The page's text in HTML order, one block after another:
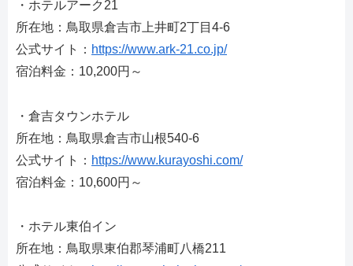
・ホテルアーク21
所在地：鳥取県倉吉市上井町2丁目4-6
公式サイト： https://www.ark-21.co.jp/
宿泊料金：10,200円～
・倉吉タウンホテル
所在地：鳥取県倉吉市山根540-6
公式サイト： https://www.kurayoshi.com/
宿泊料金：10,600円～
・ホテル東伯イン
所在地：鳥取県東伯郡琴浦町八橋211